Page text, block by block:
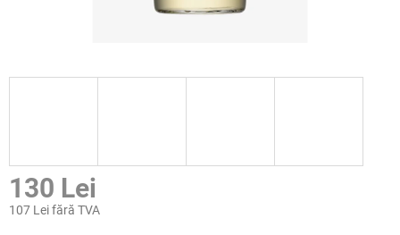
130 Lei
107 Lei fără TVA